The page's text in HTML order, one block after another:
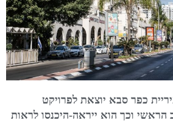
כפר סבא יוצאת לפרויקט
הראשי וכך הוא ייראה-היכנסו לראות